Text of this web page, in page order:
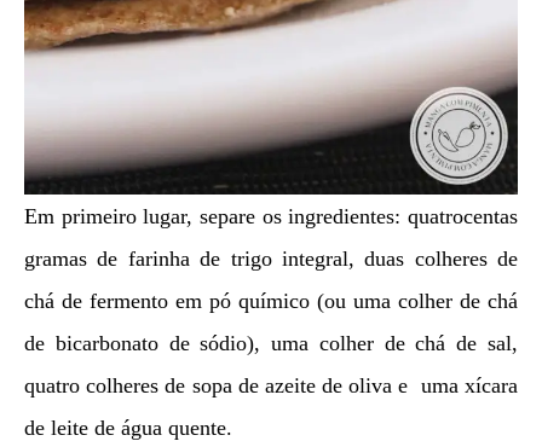
Em primeiro lugar, separe os ingredientes: quatrocentas
gramas de farinha de trigo integral, duas colheres de
chá de fermento em pó químico (ou uma colher de chá
de bicarbonato de sódio), uma colher de chá de sal,
quatro colheres de sopa de azeite de oliva e uma xícara
de leite de água quente.